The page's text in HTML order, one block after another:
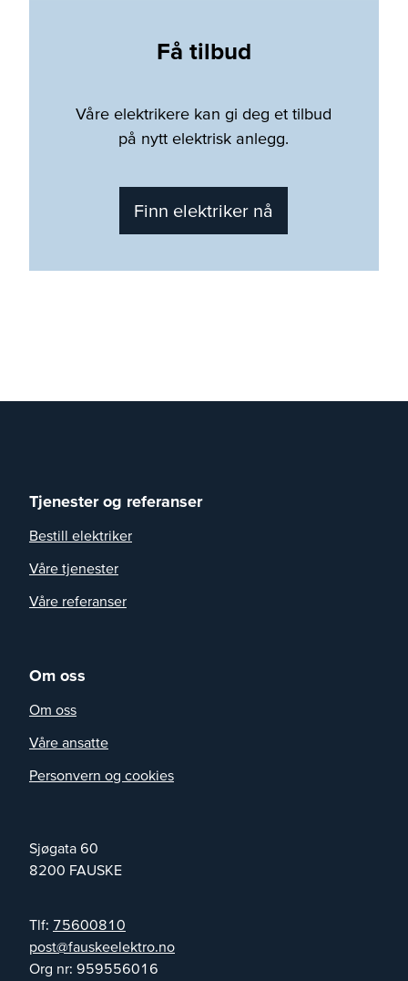
Få tilbud
Våre elektrikere kan gi deg et tilbud
på nytt elektrisk anlegg.
Finn elektriker nå
Sjøgata 60
8200 FAUSKE
Tlf: 75600810
on.ortkeleeksuaf@tsop
Org nr: 959556016
Tjenester og referanser
Bestill elektriker
Våre tjenester
Våre referanser
Om oss
Om oss
Våre ansatte
Personvern og cookies